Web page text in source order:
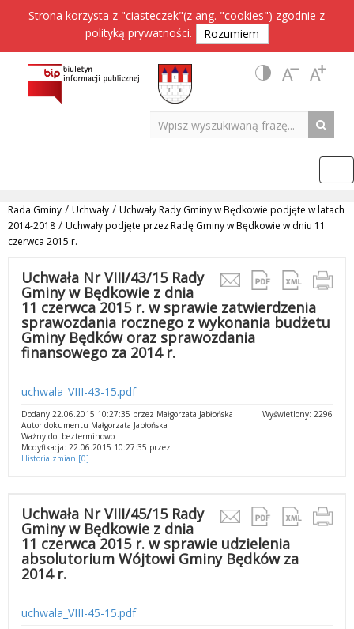
Strona korzysta z "ciasteczek"(z ang. "cookies") zgodnie z
polityką prywatności. Rozumiem
Rada Gminy / Uchwały / Uchwały Rady Gminy w Będkowie podjęte w latach
2014-2018 / Uchwały podjęte przez Radę Gminy w Będkowie w dniu 11
czerwca 2015 r.
Uchwała Nr VIII/43/15 Rady
Gminy w Będkowie z dnia
11 czerwca 2015 r. w sprawie zatwierdzenia
sprawozdania rocznego z wykonania budżetu
Gminy Będków oraz sprawozdania
finansowego za 2014 r.
uchwala_VIII-43-15.pdf
Wyświetlony: 2296
Dodany 22.06.2015 10:27:35 przez Małgorzata Jabłońska
Autor dokumentu Małgorzata Jabłońska
Ważny do: bezterminowo
Modyfikacja: 22.06.2015 10:27:35 przez
Historia zmian [0]
Uchwała Nr VIII/45/15 Rady
Gminy w Będkowie z dnia
11 czerwca 2015 r. w sprawie udzielenia
absolutorium Wójtowi Gminy Będków za
2014 r.
uchwala_VIII-45-15.pdf